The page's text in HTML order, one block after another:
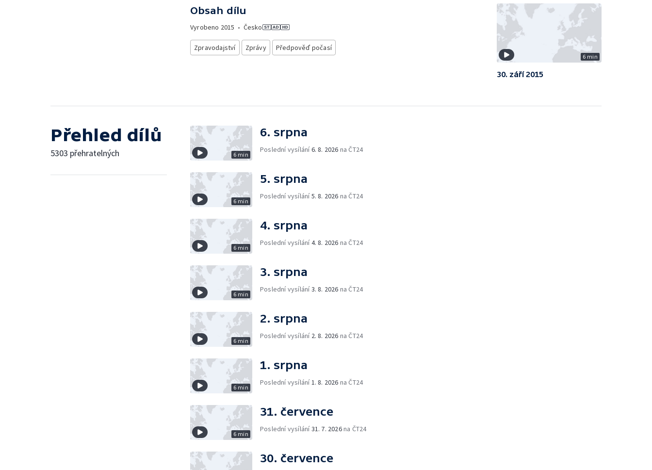
Obsah dílu
Vyrobeno 2015 • Česko
Zpravodajství Zprávy Předpověď počasí
6 min
30. září 2015
Přehled dílů
5303 přehratelných 6 min
6. srpna
Poslední vysílání6. 8. 2026 na ČT24
6 min
5. srpna
Poslední vysílání5. 8. 2026 na ČT24
6 min
4. srpna
Poslední vysílání4. 8. 2026 na ČT24
6 min
3. srpna
Poslední vysílání3. 8. 2026 na ČT24
6 min
2. srpna
Poslední vysílání 2. 8. 2026 na ČT24
6 min
1. srpna
Poslední vysílání 1. 8. 2026 na ČT24
6 min
31. července
Poslední vysílání31. 7. 2026na ČT24
30. července